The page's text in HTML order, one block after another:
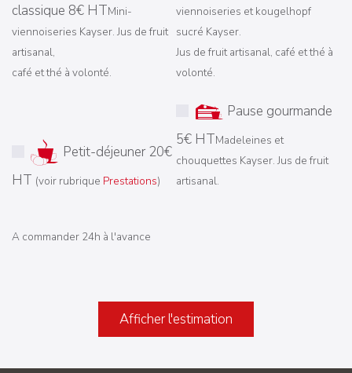
classique 8€ HTMini-
viennoiseries Kayser. Jus de fruit
artisanal,
café et thé à volonté.
viennoiseries et kougelhopf
sucré Kayser.
Jus de fruit artisanal, café et thé à
volonté.
Petit-déjeuner 20€
HT (voir rubrique Prestations)
Pause gourmande
5€ HTMadeleines et
chouquettes Kayser. Jus de fruit
artisanal.
A commander 24h à l'avance
Afficher l'estimation